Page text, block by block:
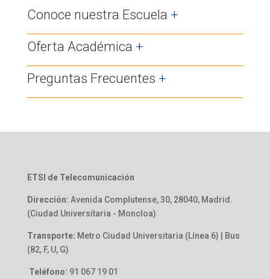
Conoce nuestra Escuela +
Oferta Académica +
Preguntas Frecuentes +
ETSI de Telecomunicación
Dirección: Avenida Complutense, 30, 28040, Madrid.
(Ciudad Universitaria - Moncloa)
Transporte: Metro Ciudad Universitaria (Línea 6) | Bus
(82, F, U, G)
Teléfono: 91 067 19 01